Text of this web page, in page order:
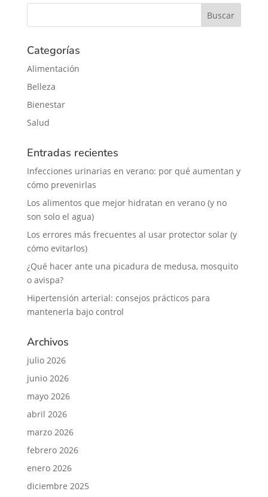
Categorías
Alimentación
Belleza
Bienestar
Salud
Entradas recientes
Infecciones urinarias en verano: por qué aumentan y
cómo prevenirlas
Los alimentos que mejor hidratan en verano (y no
son solo el agua)
Los errores más frecuentes al usar protector solar (y
cómo evitarlos)
¿Qué hacer ante una picadura de medusa, mosquito
o avispa?
Hipertensión arterial: consejos prácticos para
mantenerla bajo control
Archivos
julio 2026
junio 2026
mayo 2026
abril 2026
marzo 2026
febrero 2026
enero 2026
diciembre 2025